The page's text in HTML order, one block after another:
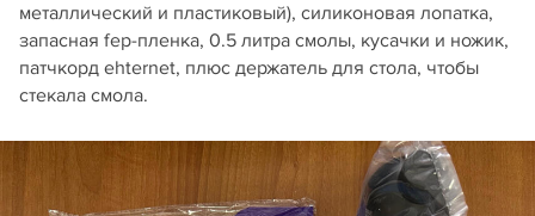
металлический и пластиковый), силиконовая лопатка,
запасная fep-пленка, 0.5 литра смолы, кусачки и ножик,
патчкорд ehternet, плюс держатель для стола, чтобы
стекала смола.